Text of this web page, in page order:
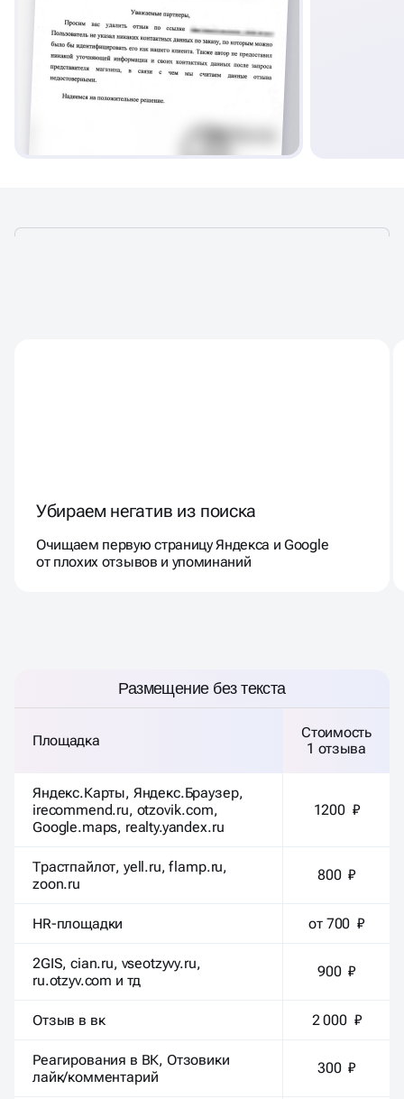
Убираем негатив из поиска
Очищаем первую страницу Яндекса и Google
от плохих отзывов и упоминаний
РАЗМЕЩЕНИЕ БЕЗ ТЕКСТА
Размещение без текста
Площадка
Стоимость
1 отзыва
Яндекс.Карты, Яндекс.Браузер,
irecommend.ru, otzovik.com,
Google.maps, realty.yandex.ru
1200 ₽
Трастпайлот, yell.ru, flamp.ru,
zoon.ru
800 ₽
HR-площадки от 700 ₽
2GIS, cian.ru, vseotzyvy.ru,
ru.otzyv.com и тд
900 ₽
Отзыв в вк 2 000 ₽
Реагирования в ВК, Отзовики
лайк/комментарий
300 ₽